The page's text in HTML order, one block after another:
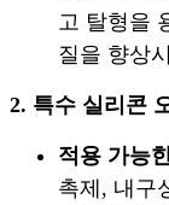
고 탈형을
질을 향상
2. 특수 실리콘
적용 가능
촉제, 내구